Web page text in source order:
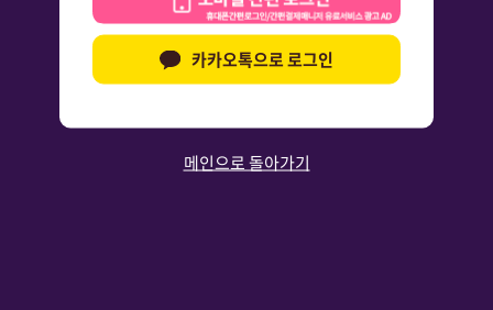
카카오톡으로 로그인
메인으로 돌아가기